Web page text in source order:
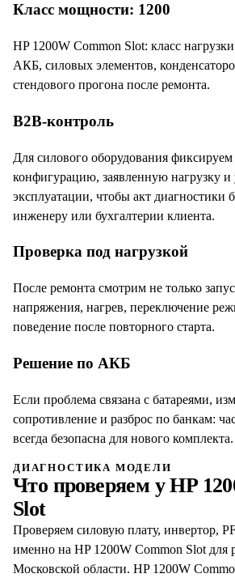
Класс мощности: 1200
HP 1200W Common Slot: класс
АКБ, силовых элементов,
стендового прогона после ремонта.
B2B-контроль
Для силового оборудования
конфигурацию, заявленную нагрузку и
эксплуатации, чтобы акт диагностики
инженеру или бухгалтерии клиента.
Проверка под нагрузкой
После ремонта смотрим не только
напряжения, нагрев, переключение
поведение после повторного старта.
Решение по АКБ
Если проблема связана с батареями,
сопротивление и разброс по банкам:
всегда безопасна для нового комплекта.
ДИАГНОСТИКА МОДЕЛИ
Что проверяем уHP
Slot
Проверяем силовую плату, инвертор,
именно на HP 1200W Common Slot для
Московской области. HP 1200W